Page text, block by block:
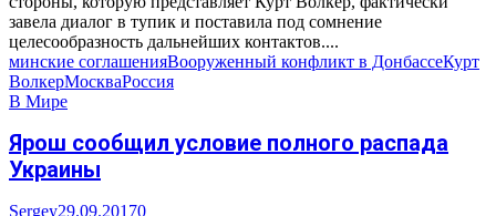
завела диалог в тупик и поставила под сомнение
целесообразность дальнейших контактов....
минские соглашенияВооруженный конфликт в ДонбассеКурт
ВолкерМоскваРоссия
В Мире
Ярош сообщил условие полного распада
Украины
Sergey29.09.20170